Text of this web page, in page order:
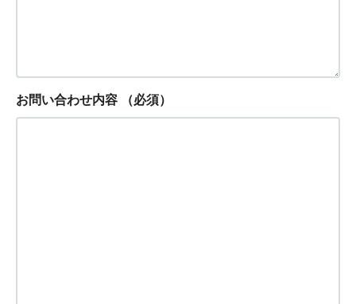
お問い合わせ内容 （必須）